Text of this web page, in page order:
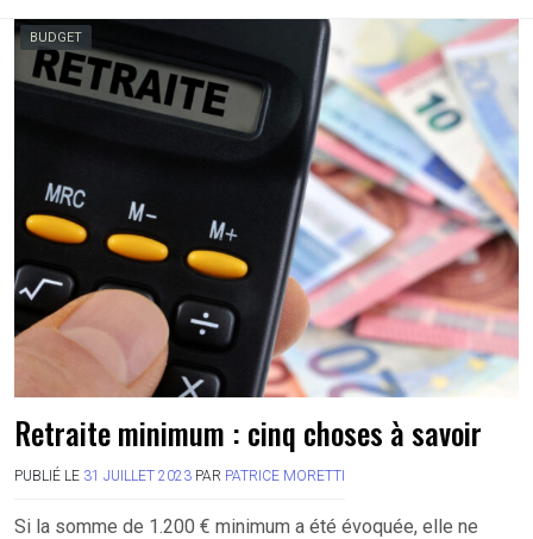
BUDGET
Retraite minimum : cinq choses à savoir
PUBLIÉ LE 31 JUILLET 2023 PAR PATRICE MORETTI
Si la somme de 1.200 € minimum a été évoquée, elle ne